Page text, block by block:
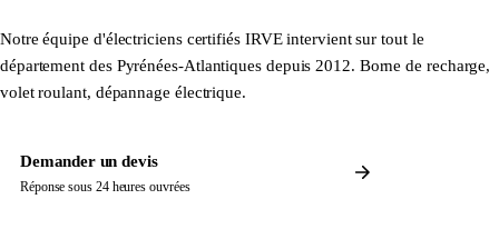
Notre équipe d'électriciens certifiés IRVE intervient sur tout le
département des Pyrénées-Atlantiques depuis 2012. Borne de recharge,
volet roulant, dépannage électrique.
Demander un devis
Réponse sous 24 heures ouvrées